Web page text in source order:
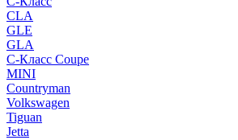
CLA
GLE
GLA
C-Класс Coupe
MINI
Countryman
Volkswagen
Tiguan
Jetta